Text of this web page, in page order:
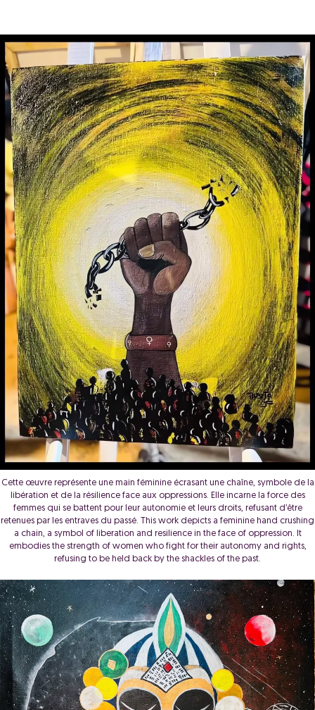
Cette œuvre représente une main féminine écrasant une chaîne, symbole de la
libération et de la résilience face aux oppressions. Elle incarne la force des
femmes qui se battent pour leur autonomie et leurs droits, refusant d’être
retenues par les entraves du passé. This work depicts a feminine hand crushing
a chain, a symbol of liberation and resilience in the face of oppression. It
embodies the strength of women who fight for their autonomy and rights,
refusing to be held back by the shackles of the past.